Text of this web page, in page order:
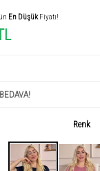
En DüşükFiyatı!
BEDAVA!
Renk